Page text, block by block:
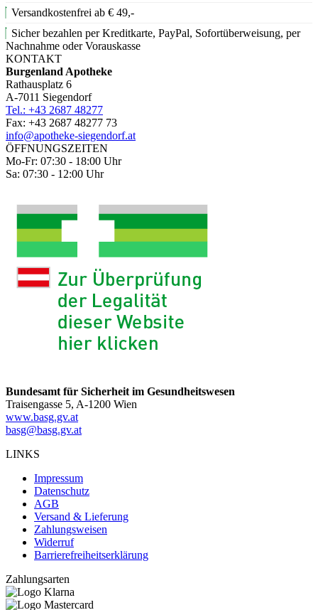
Versandkostenfrei ab € 49,-
Sicher bezahlen per Kreditkarte, PayPal, Sofortüberweisung, per
Nachnahme oder Vorauskasse
KONTAKT
Burgenland Apotheke
Rathausplatz 6
A-7011 Siegendorf
Tel.: +43 2687 48277
Fax: +43 2687 48277 73
info@apotheke-siegendorf.at
ÖFFNUNGSZEITEN
Mo-Fr: 07:30 - 18:00 Uhr
Sa: 07:30 - 12:00 Uhr
Bundesamt für Sicherheit im Gesundheitswesen
Traisengasse 5, A-1200 Wien
www.basg.gv.at
basg@basg.gv.at
LINKS
Impressum
Datenschutz
AGB
Versand & Lieferung
Zahlungsweisen
Widerruf
Barrierefreiheitserklärung
Zahlungsarten